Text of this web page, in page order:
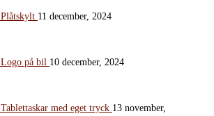
Plåtskylt 11 december, 2024
Logo på bil 10 december, 2024
Tablettaskar med eget tryck 13 november,